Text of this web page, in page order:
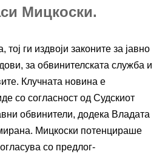
Мицкоски.
ги издвоји законите за јавно
за обвинителската служба и
Клучната новина е
со согласност од Судскиот
обвинители, додека Владата
Мицкоски потенцираше
со предлог-